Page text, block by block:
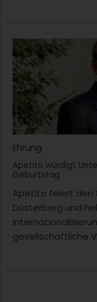
Ehrung
Apetito würdigt
Geburtstag
Apetito feiert den
Düsterberg und
gesellschaftliche